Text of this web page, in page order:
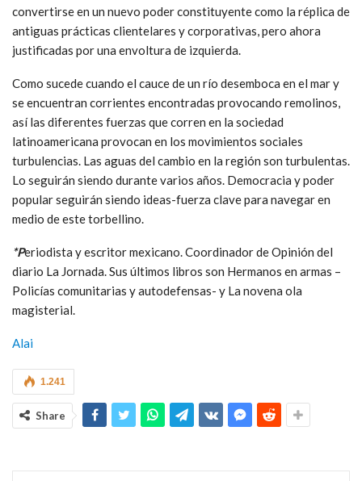
convertirse en un nuevo poder constituyente como la réplica de
antiguas prácticas clientelares y corporativas, pero ahora
justificadas por una envoltura de izquierda.
Como sucede cuando el cauce de un río desemboca en el mar y
se encuentran corrientes encontradas provocando remolinos,
así las diferentes fuerzas que corren en la sociedad
latinoamericana provocan en los movimientos sociales
turbulencias. Las aguas del cambio en la región son turbulentas.
Lo seguirán siendo durante varios años. Democracia y poder
popular seguirán siendo ideas-fuerza clave para navegar en
medio de este torbellino.
*Periodista y escritor mexicano. Coordinador de Opinión del
diario La Jornada. Sus últimos libros son Hermanos en armas –
Policías comunitarias y autodefensas- y La novena ola
magisterial.
Alai
1.241
Share